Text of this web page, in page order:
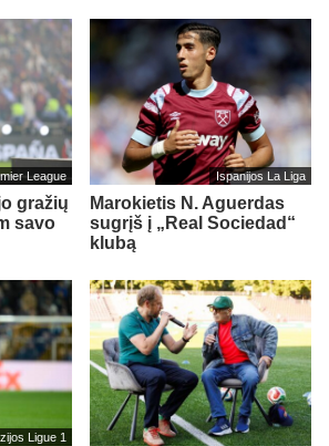
League
gražių
savo
Ispanijos La Liga
Marokietis N. Aguerdas
sugrįš į „Real Sociedad“
klubą
Ligue 1